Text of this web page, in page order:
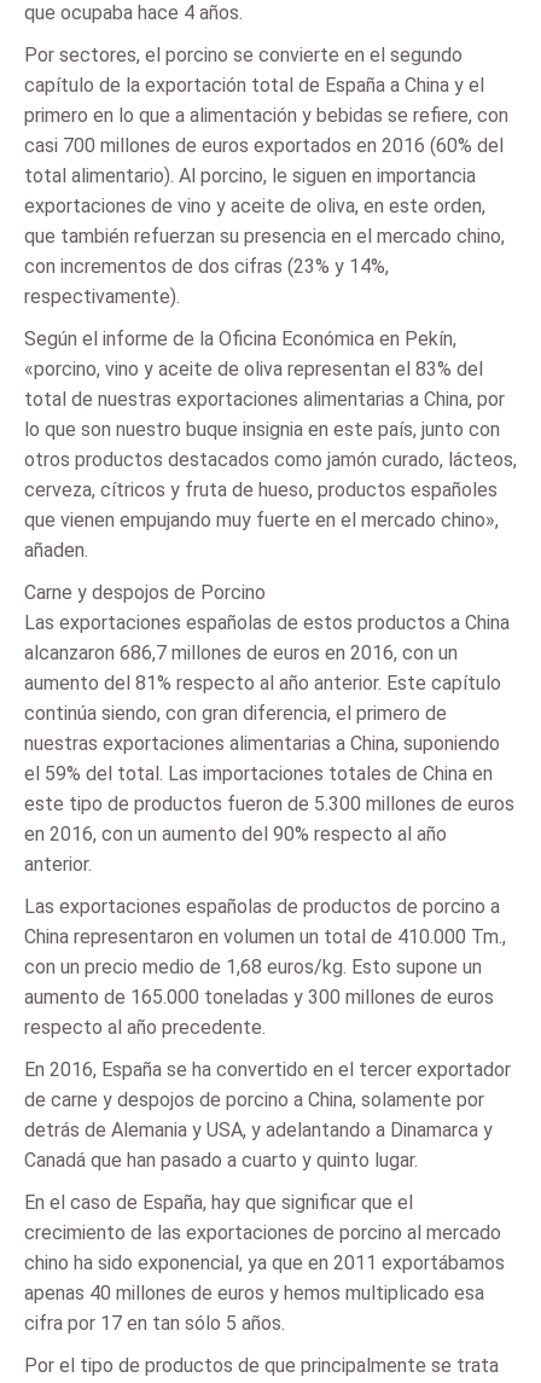
que ocupaba hace 4 años.
Por sectores, el porcino se convierte en el segundo
capítulo de la exportación total de España a China y el
primero en lo que a alimentación y bebidas se refiere, con
casi 700 millones de euros exportados en 2016 (60% del
total alimentario). Al porcino, le siguen en importancia
exportaciones de vino y aceite de oliva, en este orden,
que también refuerzan su presencia en el mercado chino,
con incrementos de dos cifras (23% y 14%,
respectivamente).
Según el informe de la Oficina Económica en Pekín,
«porcino, vino y aceite de oliva representan el 83% del
total de nuestras exportaciones alimentarias a China, por
lo que son nuestro buque insignia en este país, junto con
otros productos destacados como jamón curado, lácteos,
cerveza, cítricos y fruta de hueso, productos españoles
que vienen empujando muy fuerte en el mercado chino»,
añaden.
Carne y despojos de Porcino
Las exportaciones españolas de estos productos a China
alcanzaron 686,7 millones de euros en 2016, con un
aumento del 81% respecto al año anterior. Este capítulo
continúa siendo, con gran diferencia, el primero de
nuestras exportaciones alimentarias a China, suponiendo
el 59% del total. Las importaciones totales de China en
este tipo de productos fueron de 5.300 millones de euros
en 2016, con un aumento del 90% respecto al año
anterior.
Las exportaciones españolas de productos de porcino a
China representaron en volumen un total de 410.000 Tm.,
con un precio medio de 1,68 euros/kg. Esto supone un
aumento de 165.000 toneladas y 300 millones de euros
respecto al año precedente.
En 2016, España se ha convertido en el tercer exportador
de carne y despojos de porcino a China, solamente por
detrás de Alemania y USA, y adelantando a Dinamarca y
Canadá que han pasado a cuarto y quinto lugar.
En el caso de España, hay que significar que el
crecimiento de las exportaciones de porcino al mercado
chino ha sido exponencial, ya que en 2011 exportábamos
apenas 40 millones de euros y hemos multiplicado esa
cifra por 17 en tan sólo 5 años.
Por el tipo de productos de que principalmente se trata